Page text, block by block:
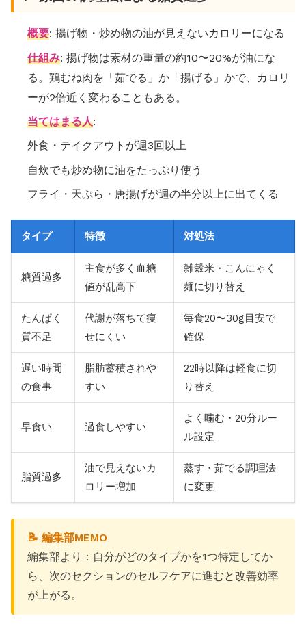
概要: 揚げ物・炒め物の油が見えないカロリーになる
仕組み: 揚げ物は素材の重量の約10〜20%が油にな
る。鶏むね肉を「茹でる」か「揚げる」かで、カロリ
ーが2倍近く変わることもある。
当てはまる人:
外食・テイクアウトが週3回以上
自炊でも炒め物に油をたっぷり使う
フライ・天ぷら・唐揚げが週の半分以上に出てくる
タイプ 特徴 対処法
糖質過多
主食が多く血糖
値が乱高下
雑穀米・こんにゃく
麺に切り替え
たんぱく
質不足
代謝が落ちて痩
せにくい
毎食20〜30g目安で
確保
遅い時間
の食事
脂肪蓄積されや
すい
22時以降は軽食に切
り替え
早食い 過食しやすい
よく噛む・20分ルー
ル設定
脂質過多
油で見えないカ
ロリー増加
蒸す・茹でる調理法
に変更
📝 編集部MEMO
編集部より：自分がどのタイプかを1つ特定してか
ら、次のセクションのセルフケアに進むと改善効率
が上がる。